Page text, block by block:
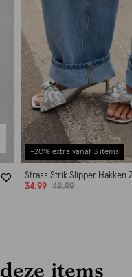
-20% extra vanaf 3 items
Strass Strik Slipper Hakken
34.99
49.99
items